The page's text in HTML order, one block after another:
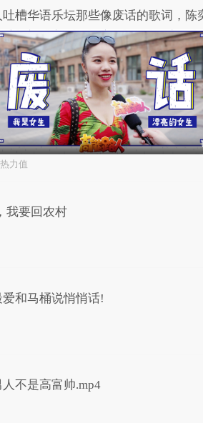
力值
我要回农村
和马桶说悄悄话!
人不是高富帅.mp4